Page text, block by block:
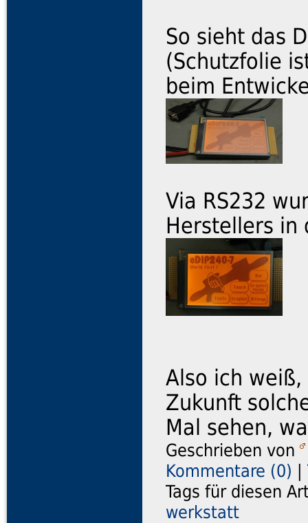
So sieht das
(Schutzfolie
beim
Via RS232
Herstellers in
Also ich
Zukunft
Mal sehen,
Geschrieben von
Kommentare (0) |
Tags für diesen
werkstatt